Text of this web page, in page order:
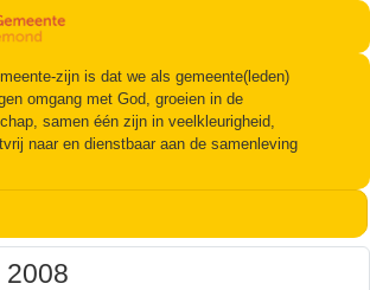
zijn is dat we als gemeente(leden)
omgang met God, groeien in de
samen één zijn in veelkleurigheid,
naar en dienstbaar aan de samenleving
2008